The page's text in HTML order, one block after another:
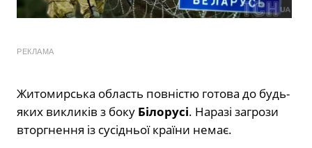
РЕКЛАМА
Житомирська область повністю готова до будь-
яких викликів з боку Білорусі. Наразі загрози
вторгнення із сусідньої країни немає.